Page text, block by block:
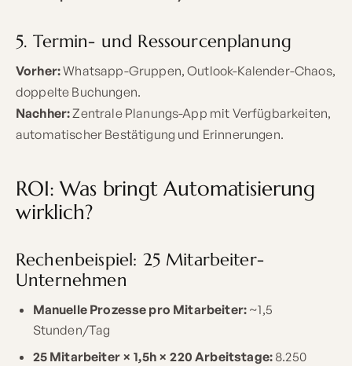
5. Termin- und Ressourcenplanung
Vorher:Whatsapp-Gruppen, Outlook-Kalender-Chaos,
doppelte Buchungen.
Nachher: Zentrale Planungs-App mit Verfügbarkeiten,
automatischer Bestätigung und Erinnerungen.
ROI: Was bringt Automatisierung
wirklich?
Rechenbeispiel: 25 Mitarbeiter-
Unternehmen
Manuelle Prozesse pro Mitarbeiter: ~1,5
Stunden/Tag
25 Mitarbeiter × 1,5h × 220 Arbeitstage: 8.250